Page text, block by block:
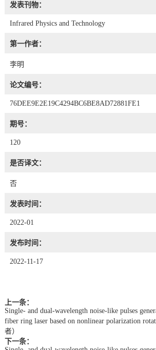
发表刊物：
Infrared Physics and Technology
第一作者：
李明
论文编号：
76DEE9E2E19C4294BC6BE8AD72881FE1
期号：
120
是否译文：
否
发表时间：
2022-01
发布时间：
2022-11-17
上一条：
Single- and dual-wavelength noise-like pulses
fiber ring laser based on nonlinear polarization
者）
下一条：